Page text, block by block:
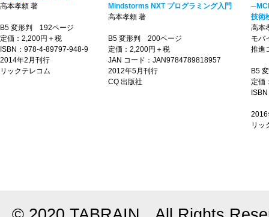
高本孝頼 著
B5 変形判 192ページ
定価：2,200円＋税
ISBN：978-4-89797-948-9
2014年2月刊行
リックテレコム
Mindstorms NXT プログラミング入門
高本孝頼 著
B5 変形判 200ページ
定価：2,200円＋税
JAN コード：JAN9784789818957
2012年5月刊行
CQ 出版社
技術
高本
モバ
推進
B5
定価
2016
リッ